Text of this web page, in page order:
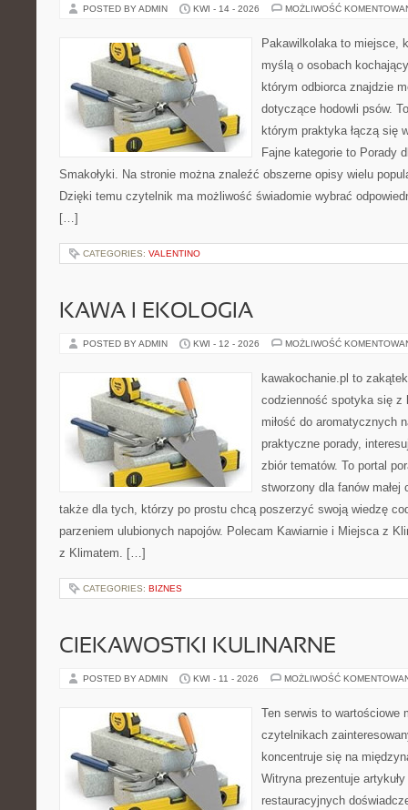
POSTED BY ADMIN KWI - 14 - 2026 MOŻLIWOŚĆ
Pakawilkolaka to miejsce,
myślą o osobach
którym odbiorca znajdzie
dotyczące hodowli psów.
którym praktyka łączą się
Fajne kategorie to Porady
Smakołyki. Na stronie można znaleźć obszerne opisy wielu
Dzięki temu czytelnik ma możliwość świadomie wybrać
[…]
CATEGORIES: VALENTINO
KAWA I EKOLOGIA
POSTED BY ADMIN KWI - 12 - 2026 MOŻLIWOŚĆ
kawakochanie.pl to
codzienność spotyka się z
miłość do aromatycznych
praktyczne porady,
zbiór tematów. To portal
stworzony dla fanów
także dla tych, którzy po prostu chcą poszerzyć swoją wiedzę
parzeniem ulubionych napojów. Polecam Kawiarnie i Miejsca z
z Klimatem. […]
CATEGORIES: BIZNES
CIEKAWOSTKI KULINARNE
POSTED BY ADMIN KWI - 11 - 2026 MOŻLIWOŚĆ
Ten serwis to wartościowe
czytelnikach
koncentruje się na
Witryna prezentuje
restauracyjnych